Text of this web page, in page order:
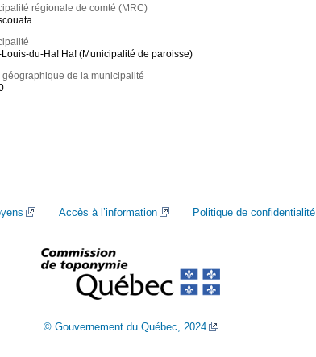
régionale de comté (MRC)
du-Ha! Ha! (Municipalité de paroisse)
géographique de la municipalité
Accès à l’information Politique de confidentialité
© Gouvernement du Québec, 2024